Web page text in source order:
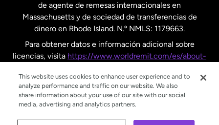
de agente de remesas internacionales en
Massachusetts y de sociedad de transferencias de
dinero en Rhode Island. N.º NMLS: 1179663.
Para obtener datos e información adicional sobre
licencias, visita https://www.worldremit.com/es/about-
This website uses cookies to enhance user experience and to
analyze performance and traffic on our website. We also
share information about your use of our site with our social
media, advertising and analytics partners.